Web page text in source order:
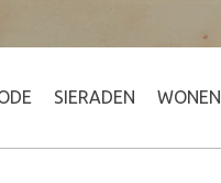
SIERADEN WONEN